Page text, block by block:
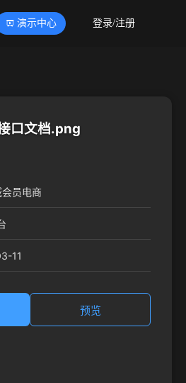
演示中心 登录/注册
口文档.png
员电商
11
预览